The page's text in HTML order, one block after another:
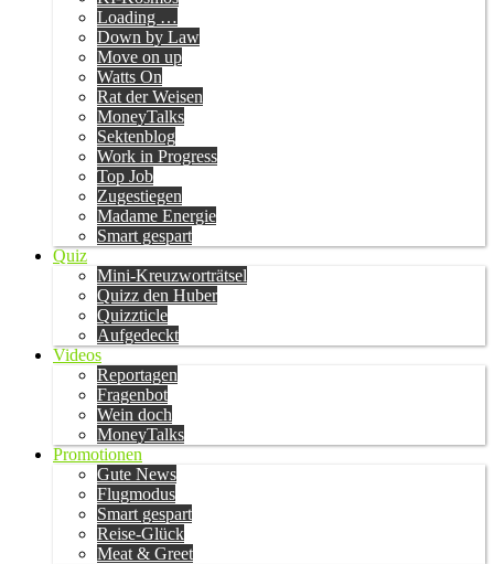
Loading …
Down by Law
Move on up
Watts On
Rat der Weisen
MoneyTalks
Sektenblog
Work in Progress
Top Job
Zugestiegen
Madame Energie
Smart gespart
Quiz
Mini-Kreuzworträtsel
Quizz den Huber
Quizzticle
Aufgedeckt
Videos
Reportagen
Fragenbot
Wein doch
MoneyTalks
Promotionen
Gute News
Flugmodus
Smart gespart
Reise-Glück
Meat & Greet